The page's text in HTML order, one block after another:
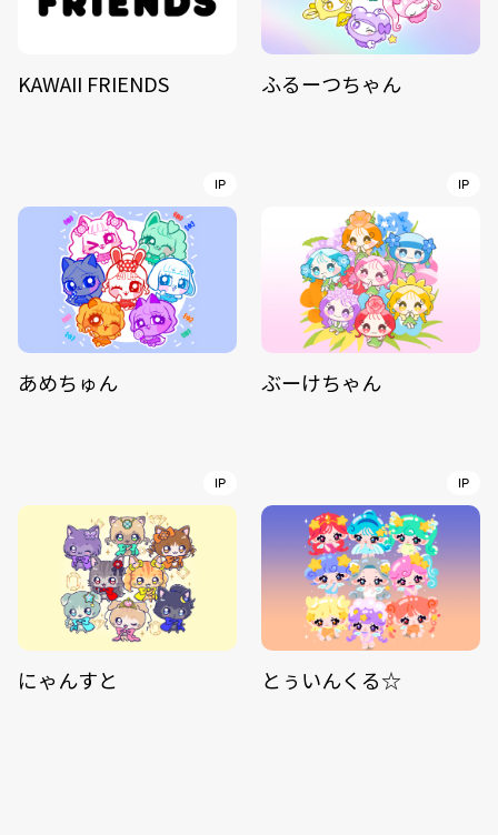
KAWAII FRIENDS ふるーつちゃん
IP
あめちゅん
IP
ぶーけちゃん
IP
にゃんすと
IP
とぅいんくる☆